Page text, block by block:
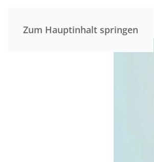
Zum Hauptinhalt springen